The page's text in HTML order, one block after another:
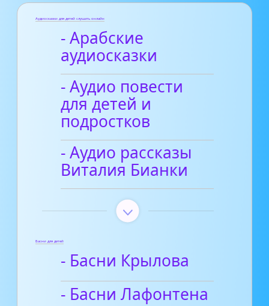
Аудиосказки для детей слушать онлайн
- Арабские
аудиосказки
- Аудио повести
для детей и
подростков
- Аудио рассказы
Виталия Бианки
Басни для детей
- Басни Крылова
- Басни Лафонтена